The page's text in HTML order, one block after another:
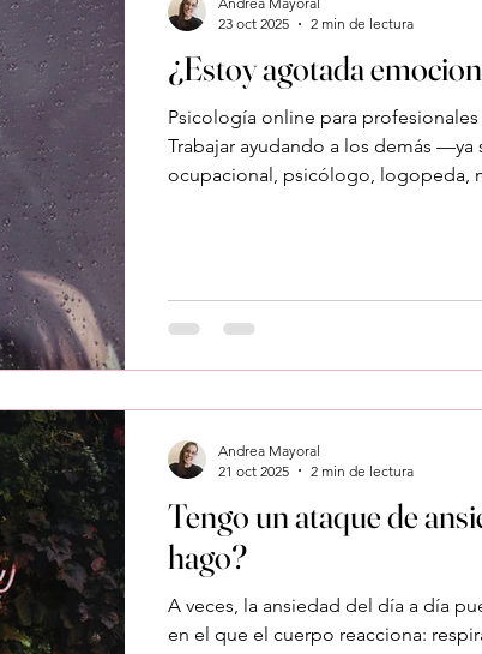
¿Estoy agotada
Psicología online para
Trabajar ayudando a los demás —ya
ocupacional, psicólogo, logopeda,
equilibra con autocuidado. Si te
forma en que cuidas esté em
23 oct 2025
2 min de lectura
Tengo un ataque de
hago?
A veces, la ansiedad del día a día
en el que el cuerpo reacciona:
Andrea Mayoral
21 oct 2025
2 min de lectura